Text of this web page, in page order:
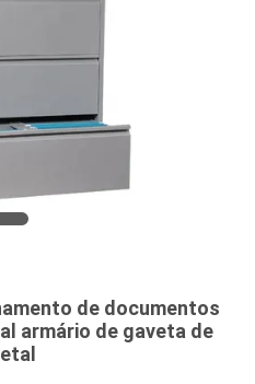
de documentos
armário de gaveta de